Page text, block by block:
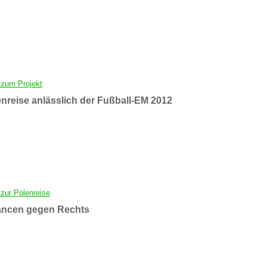
zum Projekt
anlässlich der Fußball-EM 2012
Polenreise
gegen Rechts